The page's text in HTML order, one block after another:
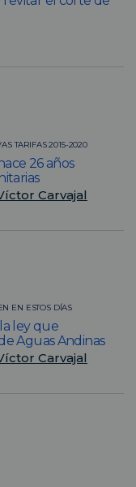
TARIFAS 2015-2020
26 años
Carvajal
EN ESTOS DÍAS
ley que
Aguas Andinas
Carvajal